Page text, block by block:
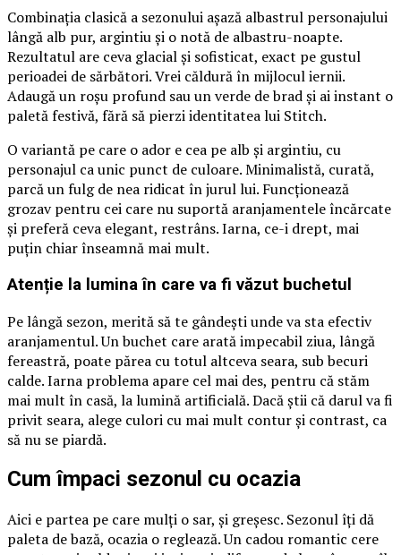
Combinația clasică a sezonului așază albastrul personajului
lângă alb pur, argintiu și o notă de albastru-noapte.
Rezultatul are ceva glacial și sofisticat, exact pe gustul
perioadei de sărbători. Vrei căldură în mijlocul iernii.
Adaugă un roșu profund sau un verde de brad și ai instant o
paletă festivă, fără să pierzi identitatea lui Stitch.
O variantă pe care o ador e cea pe alb și argintiu, cu
personajul ca unic punct de culoare. Minimalistă, curată,
parcă un fulg de nea ridicat în jurul lui. Funcționează
grozav pentru cei care nu suportă aranjamentele încărcate
și preferă ceva elegant, restrâns. Iarna, ce-i drept, mai
puțin chiar înseamnă mai mult.
Atenție la lumina în care va fi văzut buchetul
Pe lângă sezon, merită să te gândești unde va sta efectiv
aranjamentul. Un buchet care arată impecabil ziua, lângă
fereastră, poate părea cu totul altceva seara, sub becuri
calde. Iarna problema apare cel mai des, pentru că stăm
mai mult în casă, la lumină artificială. Dacă știi că darul va fi
privit seara, alege culori cu mai mult contur și contrast, ca
să nu se piardă.
Cum împaci sezonul cu ocazia
Aici e partea pe care mulți o sar, și greșesc. Sezonul îți dă
paleta de bază, ocazia o reglează. Un cadou romantic cere